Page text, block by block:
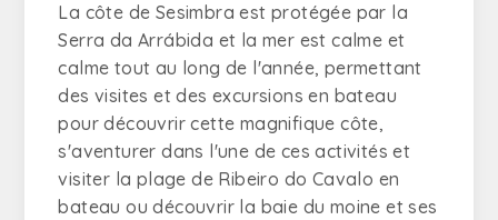
La côte de Sesimbra est protégée par la
Serra da Arrábida et la mer est calme et
calme tout au long de l'année, permettant
des visites et des excursions en bateau
pour découvrir cette magnifique côte,
s'aventurer dans l'une de ces activités et
visiter la plage de Ribeiro do Cavalo en
bateau ou découvrir la baie du moine et ses